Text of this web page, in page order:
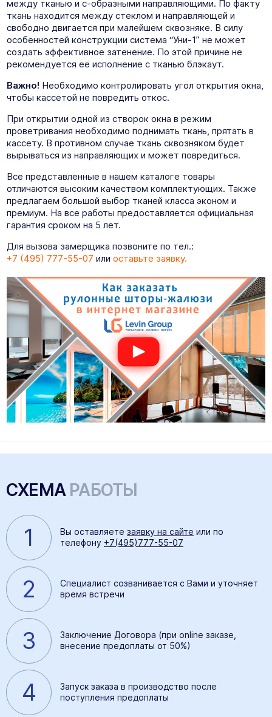
между тканью и с-образными направляющими. По факту
ткань находится между стеклом и направляющей и
свободно двигается при малейшем сквозняке. В силу
особенностей конструкции система “Уни-1” не может
создать эффективное затенение. По этой причине не
рекомендуется её исполнение с тканью блэкаут.
Важно! Необходимо контролировать угол открытия окна,
чтобы кассетой не повредить откос.
При открытии одной из створок окна в режим
проветривания необходимо поднимать ткань, прятать в
кассету. В противном случае ткань сквозняком будет
вырываться из направляющих и может повредиться.
Все представленные в нашем каталоге товары
отличаются высоким качеством комплектующих. Также
предлагаем большой выбор тканей класса эконом и
премиум. На все работы предоставляется официальная
гарантия сроком на 5 лет.
Для вызова замерщика позвоните по тел.:
+7 (495) 777-55-07 или оставьте заявку.
СХЕМА РАБОТЫ
1 Вы оставляете заявку на сайте или по
телефону +7(495)777-55-07
2
Специалист созванивается с Вами и уточняет
время встречи
3
Заключение Договора (при online заказе,
внесение предоплаты от 50%)
4
Запуск заказа в производство после
поступления предоплаты